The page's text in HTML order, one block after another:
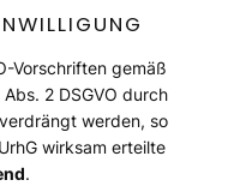
Vorschriften gemäß
2 DSGVO durch
werden, so
wirksam erteilte
.